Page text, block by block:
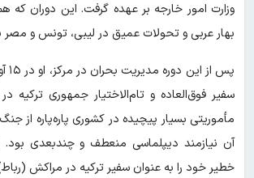
وزارت امور خارجه بر عهده گرفت. این دوران که
بهار عربی و تحولات عمیق در لیبی، تونس و مصر
سفیر فوق‌العاده و تام‌الاختیار جمهوری ترکیه
مأموریتی بسیار پیچیده در کشوری پاره‌پاره از
آن نیازمند دیپلماسی منعطف و چندبعدی بود.
خطیر خود را به عنوان سفیر ترکیه در مراکش